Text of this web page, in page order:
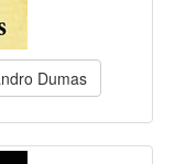
Dumas